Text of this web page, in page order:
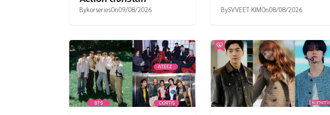
BykorseriesOn09/08/2026 BySVVEET KIMOn08/08/2026